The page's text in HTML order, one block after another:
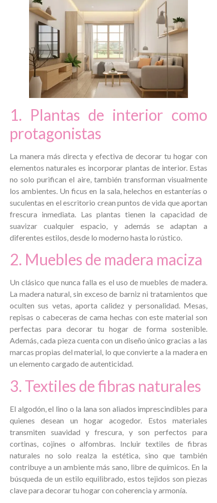
1. Plantas de interior como
protagonistas
La manera más directa y efectiva de decorar tu hogar con
elementos naturales es incorporar plantas de interior. Estas
no solo purifican el aire, también transforman visualmente
los ambientes. Un ficus en la sala, helechos en estanterías o
suculentas en el escritorio crean puntos de vida que aportan
frescura inmediata. Las plantas tienen la capacidad de
suavizar cualquier espacio, y además se adaptan a
diferentes estilos, desde lo moderno hasta lo rústico.
2. Muebles de madera maciza
Un clásico que nunca falla es el uso de muebles de madera.
La madera natural, sin exceso de barniz ni tratamientos que
oculten sus vetas, aporta calidez y personalidad. Mesas,
repisas o cabeceras de cama hechas con este material son
perfectas para decorar tu hogar de forma sostenible.
Además, cada pieza cuenta con un diseño único gracias a las
marcas propias del material, lo que convierte a la madera en
un elemento cargado de autenticidad.
3. Textiles de fibras naturales
El algodón, el lino o la lana son aliados imprescindibles para
quienes desean un hogar acogedor. Estos materiales
transmiten suavidad y frescura, y son perfectos para
cortinas, cojines o alfombras. Incluir textiles de fibras
naturales no solo realza la estética, sino que también
contribuye a un ambiente más sano, libre de químicos. En la
búsqueda de un estilo equilibrado, estos tejidos son piezas
clave para decorar tu hogar con coherencia y armonía.